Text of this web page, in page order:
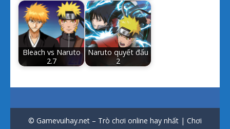
Bleach vs Naruto
2.7
Naruto quyết đấu
2
© Gamevuihay.net – Trò chơi online hay nhất | Chơi